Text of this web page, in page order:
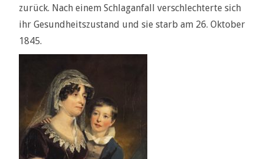
zurück. Nach einem Schlaganfall verschlechterte sich
ihr Gesundheitszustand und sie starb am 26. Oktober
1845.